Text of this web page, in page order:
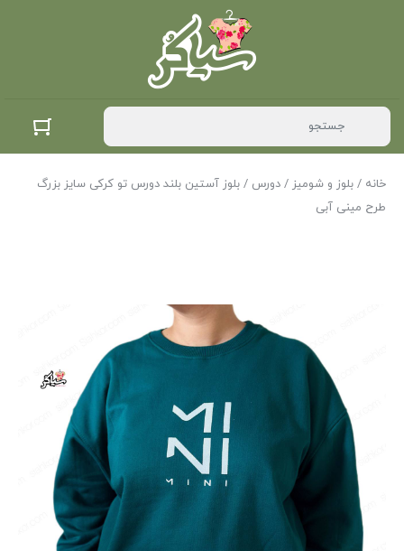
خانه / بلوز و شومیز / دورس / بلوز آستین بلند دورس تو کرکی سایز بزرگ
طرح مینی آبی